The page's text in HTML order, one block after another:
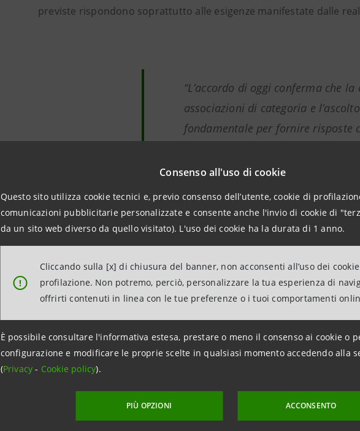
Consenso all'uso di cookie
Questo sito utilizza cookie tecnici e, previo consenso dell’utente, cookie di
comunicazioni pubblicitarie personalizzate e consente anche l'invio di cookie di
da un sito web diverso da quello visitato). L'uso dei cookie ha la durata di 1 anno.
!
Cliccando sulla [x] di chiusura del banner, non acconsenti all’uso dei
profilazione. Non potremo, perciò, personalizzare la tua esperienza di
offrirti contenuti in linea con le tue preferenze o i tuoi comportamenti
È possibile consultare l'informativa estesa, prestare o meno il consenso ai cookie o
configurazione e modificare le proprie scelte in qualsiasi momento accedendo alla
(Privacy- Cookie policy).
PIÙ OPZIONI ACCONSENTO
previste rispondono soprattutto alle esigenze manifestate dalle
“L’accordo di oggi conferma che
associazioni di categoria e
fondamentale per fornire risposte
esigenze. Commissioni sui
agevolazioni sui POS e facilità di
investimenti per migliorare il
condividiamo con Confcommercio
l’innovazione tecnologica e digitale
l’efficientamento energetico che
maggior impatto anche sui piccoli
Stefano Barrese, Responsabile
Territori di Intesa Sanpaolo